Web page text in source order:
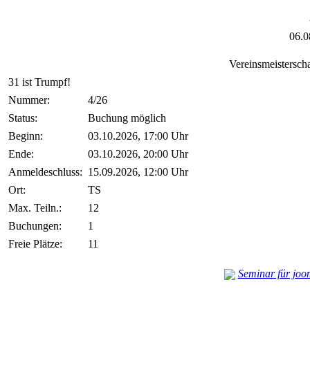
31 ist Trumpf!
Nummer:
4/26
Status:
Buchung möglich
Beginn:
03.10.2026, 17:00 Uhr
Ende:
03.10.2026, 20:00 Uhr
Anmeldeschluss: 15.09.2026, 12:00 Uhr
Ort:
TS
Max. Teiln.:
12
Buchungen:
1
Freie Plätze:
11
Seminar für